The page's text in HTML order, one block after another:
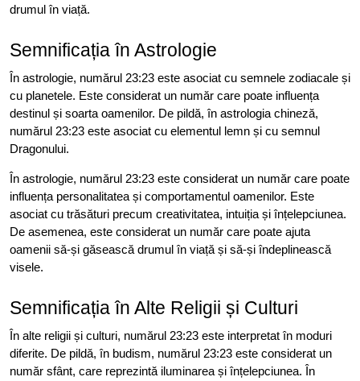
drumul în viață.
Semnificația în Astrologie
În astrologie, numărul 23:23 este asociat cu semnele zodiacale și
cu planetele. Este considerat un număr care poate influența
destinul și soarta oamenilor. De pildă, în astrologia chineză,
numărul 23:23 este asociat cu elementul lemn și cu semnul
Dragonului.
În astrologie, numărul 23:23 este considerat un număr care poate
influența personalitatea și comportamentul oamenilor. Este
asociat cu trăsături precum creativitatea, intuiția și înțelepciunea.
De asemenea, este considerat un număr care poate ajuta
oamenii să-și găsească drumul în viață și să-și îndeplinească
visele.
Semnificația în Alte Religii și Culturi
În alte religii și culturi, numărul 23:23 este interpretat în moduri
diferite. De pildă, în budism, numărul 23:23 este considerat un
număr sfânt, care reprezintă iluminarea și înțelepciunea. În